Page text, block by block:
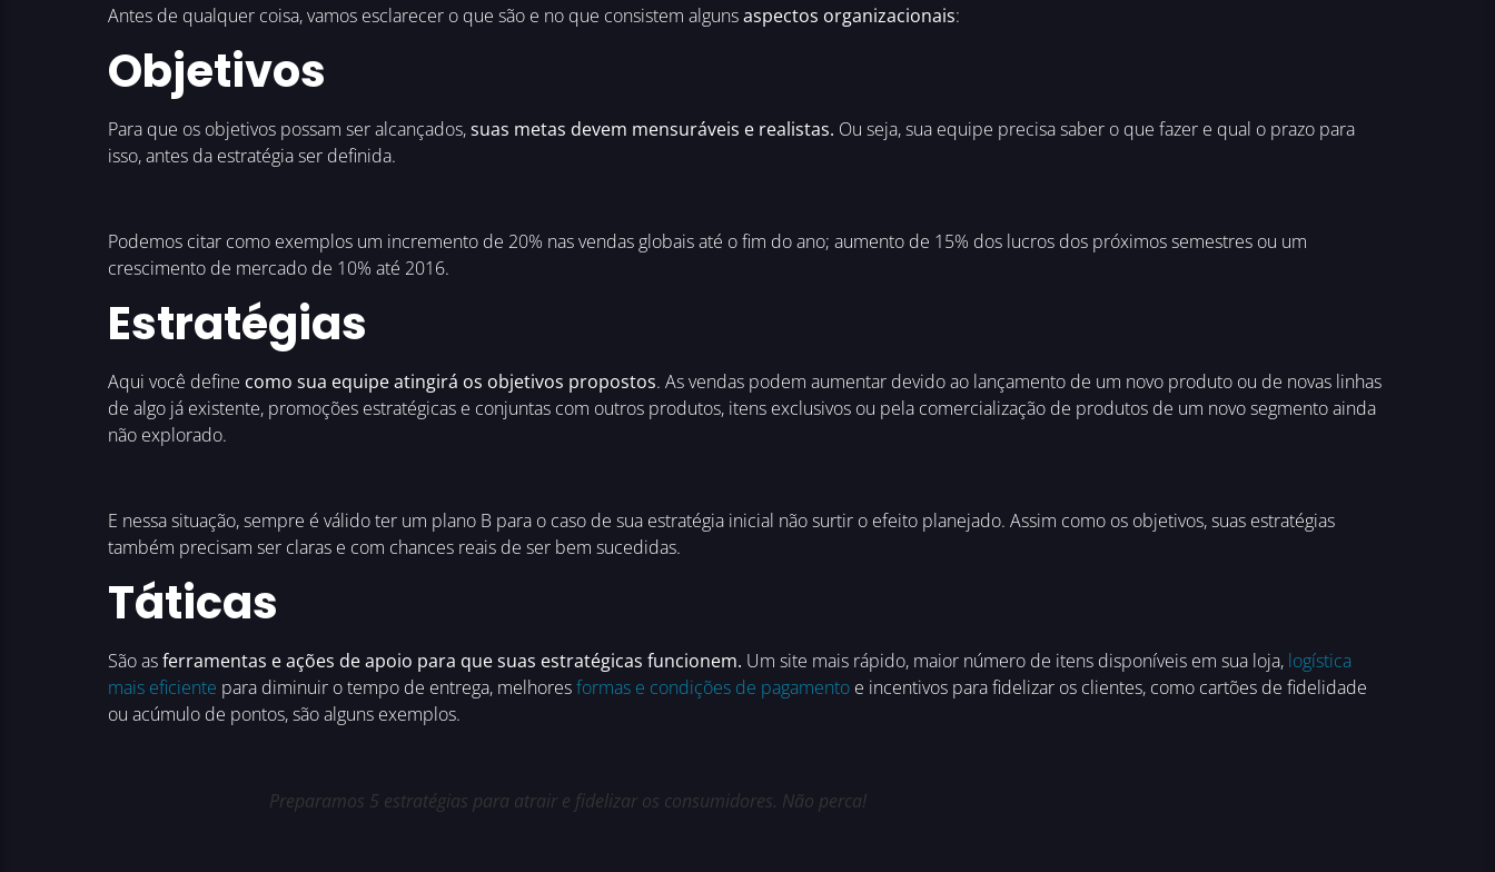
Antes de qualquer coisa, vamos esclarecer o que são e no que consistem algunsaspectos organizacionais:
Objetivos
Para que os objetivos possam ser alcançados,suas metas devem mensuráveis e realistas. Ou seja, sua equipe precisa saber o que fazer e qual o prazo para
isso, antes da estratégia ser definida.
Podemos citar como exemplos um incremento de 20% nas vendas globais até o fim do ano; aumento de 15% dos lucros dos próximos semestres ou um
crescimento de mercado de 10% até 2016.
Estratégias
Aqui você define como sua equipe atingirá os objetivos propostos. As vendas podem aumentar devido ao lançamento de um novo produto ou de novas linhas
de algo já existente, promoções estratégicas e conjuntas com outros produtos, itens exclusivos ou pela comercialização de produtos de um novo segmento ainda
não explorado.
E nessa situação, sempre é válido ter um plano B para o caso de sua estratégia inicial não surtir o efeito planejado. Assim como os objetivos, suas estratégias
também precisam ser claras e com chances reais de ser bem sucedidas.
Táticas
São asferramentas e ações de apoio para que suas estratégicas funcionem. Um site mais rápido, maior número de itens disponíveis em sua loja, logística
mais eficiente para diminuir o tempo de entrega, melhoresformas e condições de pagamento e incentivos para fidelizar os clientes, como cartões de fidelidade
ou acúmulo de pontos, são alguns exemplos.
Preparamos 5 estratégias para atrair e fidelizar os consumidores. Não perca!